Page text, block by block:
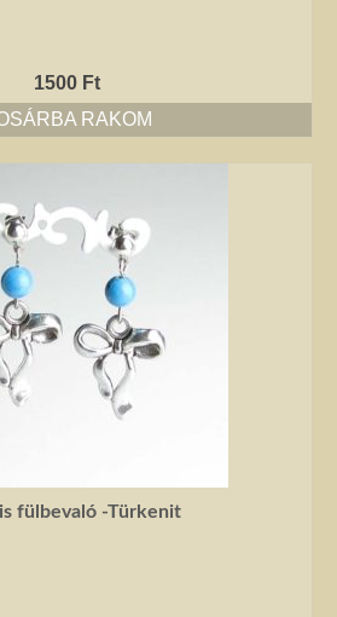
1500 Ft
RAKOM
fülbevaló -Türkenit